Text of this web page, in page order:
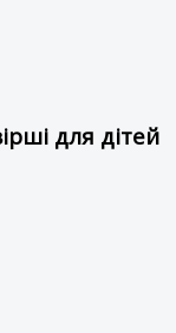
для дітей